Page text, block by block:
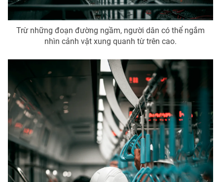
Theo dõi báo trên
Cơ quan báo chí:
Thời báo VTV
Giấy phép hoạt động báo in và báo điện tử số 483/GP-BTTTT
cấp ngày 29/12/2023
Tổng Biên tập:
Vũ Thanh Thủy
Phó Tổng Biên tập:
Nguyễn Thị Mỹ Hạnh, Phạm Quốc Thắng,
Nguyễn Trọng Ninh
Tổng đài VTV: 024.38 355 931 - 024.38 355 932
Ðiện thoại Thời báo VTV:
024.66 897 897
Email:
toasoan@vtv.vn
Trừ những đoạn đường ngầm, người dân có thể ngắm
nhìn cảnh vật xung quanh từ trên cao.